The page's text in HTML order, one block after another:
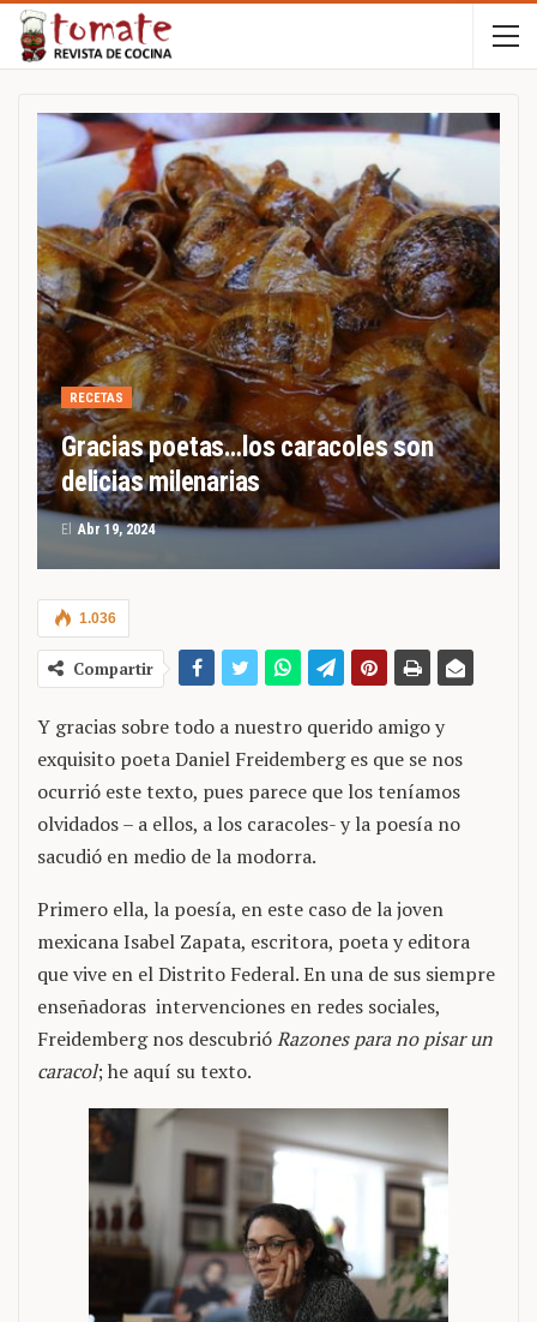
RECETAS
Gracias poetas…los caracoles son
delicias milenarias
El Abr 19, 2024
1.036
Compartir
Y gracias sobre todo a nuestro querido amigo y
exquisito poeta Daniel Freidemberg es que se nos
ocurrió este texto, pues parece que los teníamos
olvidados – a ellos, a los caracoles- y la poesía no
sacudió en medio de la modorra.
Primero ella, la poesía, en este caso de la joven
mexicana Isabel Zapata, escritora, poeta y editora
que vive en el Distrito Federal. En una de sus siempre
enseñadoras intervenciones en redes sociales,
Freidemberg nos descubrióRazones para no pisar un
caracol; he aquí su texto.